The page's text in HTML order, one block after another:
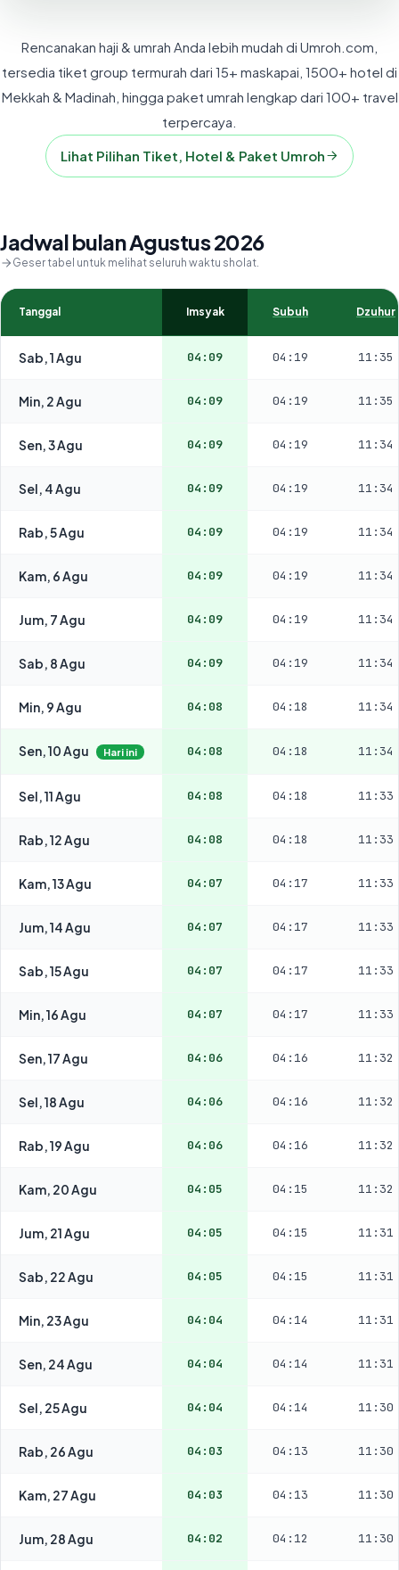
Rencanakan haji & umrah Anda lebih mudah di Umroh.com,
tersedia tiket group termurah dari 15+ maskapai, 1500+ hotel di
Mekkah & Madinah, hingga paket umrah lengkap dari 100+ travel
terpercaya.
Lihat Pilihan Tiket, Hotel & Paket Umroh
Jadwal bulan Agustus 2026
Geser tabel untuk melihat seluruh waktu sholat.
Tanggal Imsyak Subuh Dzuhur
Sab, 1 Agu 04:09 04:19 11:35
Min, 2 Agu 04:09 04:19 11:35
Sen, 3 Agu 04:09 04:19 11:34
Sel, 4 Agu 04:09 04:19 11:34
Rab, 5 Agu 04:09 04:19 11:34
Kam, 6 Agu 04:09 04:19 11:34
Jum, 7 Agu 04:09 04:19 11:34
Sab, 8 Agu 04:09 04:19 11:34
Min, 9 Agu 04:08 04:18 11:34
Sen, 10 Agu Hari ini 04:08 04:18 11:34
Sel, 11 Agu 04:08 04:18 11:33
Rab, 12 Agu 04:08 04:18 11:33
Kam, 13 Agu 04:07 04:17 11:33
Jum, 14 Agu 04:07 04:17 11:33
Sab, 15 Agu 04:07 04:17 11:33
Min, 16 Agu 04:07 04:17 11:33
Sen, 17 Agu 04:06 04:16 11:32
Sel, 18 Agu 04:06 04:16 11:32
Rab, 19 Agu 04:06 04:16 11:32
Kam, 20 Agu 04:05 04:15 11:32
Jum, 21 Agu 04:05 04:15 11:31
Sab, 22 Agu 04:05 04:15 11:31
Min, 23 Agu 04:04 04:14 11:31
Sen, 24 Agu 04:04 04:14 11:31
Sel, 25 Agu 04:04 04:14 11:30
Rab, 26 Agu 04:03 04:13 11:30
Kam, 27 Agu 04:03 04:13 11:30
Jum, 28 Agu 04:02 04:12 11:30